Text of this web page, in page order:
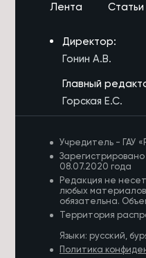
в Чите
Лента Статьи
Директор:
Гонин А.В.
Главный
Горская Е.С.
Учредитель - ГАУ
08.07.2020 года
Редакция не
любых
обязательна.
Территория
Языки: русский,
Политика